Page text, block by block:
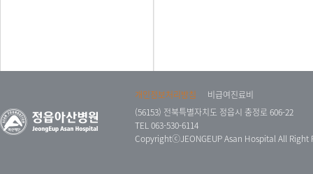
개인정보처리방침
비급여진료비
(56153) 전북특별자치도 정읍시 충정로 606-22
TEL 063-530-6114
CopyrightⓒJEONGEUP Asan Hospital All Right